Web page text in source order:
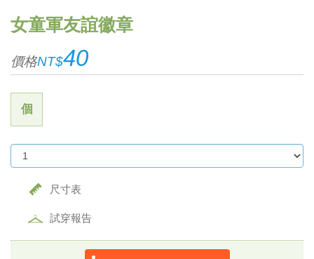
女童軍友誼徽章
價格NT$40
個
尺寸表
試穿報告